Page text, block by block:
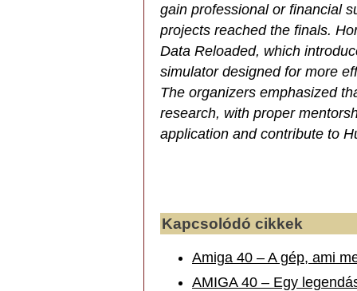
gain professional or financial
projects reached the finals.
Data Reloaded, which
simulator designed for more
The organizers emphasized
research, with proper
application and contribute to
Kapcsolódó cikkek
Amiga 40 – A gép, ami
AMIGA 40 – Egy